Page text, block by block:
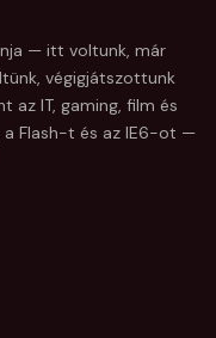
— itt voltunk, már
végigjátszottunk
IT, gaming, film és
a Flash-t és az IE6-ot —